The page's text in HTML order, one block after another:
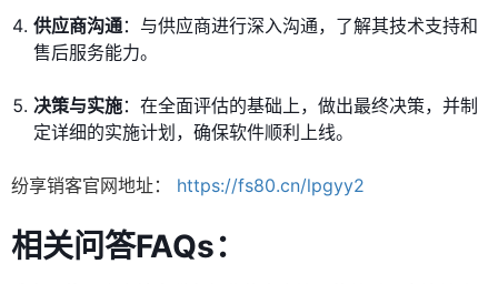
供应商沟通：与供应商进行深入沟通，了解其技术支持和
售后服务能力。
决策与实施：在全面评估的基础上，做出最终决策，并制
定详细的实施计划，确保软件顺利上线。
纷享销客官网地址： https://fs80.cn/lpgyy2
相关问答FAQs：